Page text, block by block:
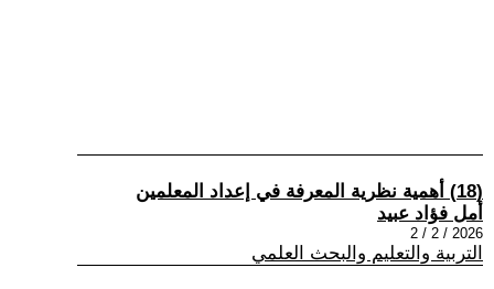
(18) أهمية نظرية المعرفة في إعداد المعلمين
أمل فؤاد عبيد
2026 / 2 / 2
التربية والتعليم والبحث العلمي